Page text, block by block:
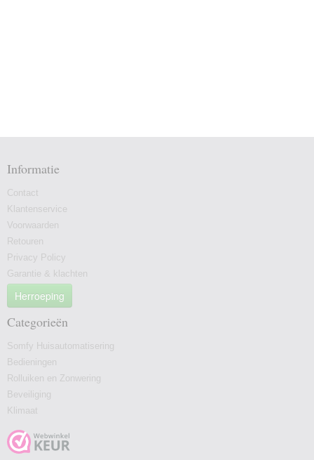
Informatie
Contact
Klantenservice
Voorwaarden
Retouren
Privacy Policy
Garantie & klachten
Herroeping
Categorieën
Somfy Huisautomatisering
Bedieningen
Rolluiken en Zonwering
Beveiliging
Klimaat